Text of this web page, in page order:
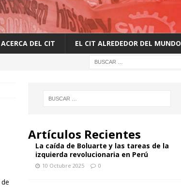
ACERCA DEL CIT EL CIT ALREDEDOR DEL MUNDO
Artículos Recientes
La caída de Boluarte y las tareas de la
izquierda revolucionaria en Perú
10 Octubre 2025 0